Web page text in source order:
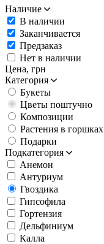
Наличие
В наличии
Заканчивается
Предзаказ
Нет в наличии
Цена, грн
Категория
Букеты
Цветы поштучно
Композиции
Растения в горшках
Подарки
Подкатегория
Анемон
Антуриум
Гвоздика
Гипсофила
Гортензия
Дельфиниум
Калла